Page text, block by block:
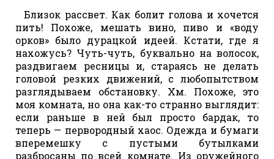
Близок рассвет. Как болит голова и хочется
пить! Похоже, мешать вино, пиво и «воду
орков» было дурацкой идеей. Кстати, где я
нахожусь? Чуть-чуть, буквально на волосок,
раздвигаем ресницы и, стараясь не делать
головой резких движений, с любопытством
разглядываем обстановку. Хм. Похоже, это
моя комната, но она как-то странно выглядит:
если раньше в ней был просто бардак, то
теперь — первородный хаос. Одежда и бумаги
вперемешку с пустыми бутылками
разбросаны по всей комнате. Из оружейного